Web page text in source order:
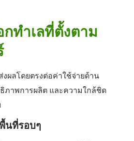
กทำเลที่ตั้งตาม
งผลโดยตรงต่อค่าใช้จ่ายด้าน
ภาพการผลิต และความใกล้ชิด
นที่รอบๆ